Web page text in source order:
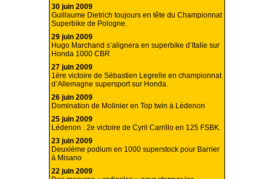
30 juin 2009
Guillaume Dietrich toujours en tête du Championnat
Superbike de Pologne.
29 juin 2009
Hugo Marchand s’alignera en superbike d’Italie sur
Honda 1000 CBR
27 juin 2009
1ère victoire de Sébastien Legrelle en championnat
d’Allemagne supersport sur Honda.
26 juin 2009
Domination de Molinier en Top twin à Lédenon
25 juin 2009
Lédenon : 2e victoire de Cyril Carrillo en 125 FSBK.
23 juin 2009
Deuxième podium en 1000 superstock pour Barrier
à Misano
22 juin 2009